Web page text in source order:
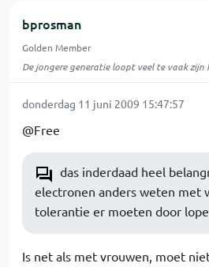
bprosman
Golden Member
De jongere generatie loopt veel te vaak zijn
donderdag 11 juni 2009 15:47:57
@Free
das inderdaad heel
electronen anders weten met
tolerantie er moeten door
Is net als met vrouwen, moet